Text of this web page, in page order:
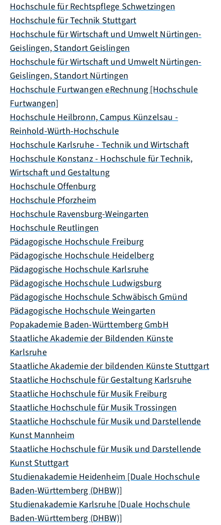
Hochschule für Rechtspflege Schwetzingen
Hochschule für Technik Stuttgart
Hochschule für Wirtschaft und Umwelt Nürtingen-
Geislingen, Standort Geislingen
Hochschule für Wirtschaft und Umwelt Nürtingen-
Geislingen, Standort Nürtingen
Hochschule Furtwangen eRechnung [Hochschule
Furtwangen]
Hochschule Heilbronn, Campus Künzelsau -
Reinhold-Würth-Hochschule
Hochschule Karlsruhe - Technik und Wirtschaft
Hochschule Konstanz - Hochschule für Technik,
Wirtschaft und Gestaltung
Hochschule Offenburg
Hochschule Pforzheim
Hochschule Ravensburg-Weingarten
Hochschule Reutlingen
Pädagogische Hochschule Freiburg
Pädagogische Hochschule Heidelberg
Pädagogische Hochschule Karlsruhe
Pädagogische Hochschule Ludwigsburg
Pädagogische Hochschule Schwäbisch Gmünd
Pädagogische Hochschule Weingarten
Popakademie Baden-Württemberg GmbH
Staatliche Akademie der Bildenden Künste
Karlsruhe
Staatliche Akademie der bildenden Künste Stuttgart
Staatliche Hochschule für Gestaltung Karlsruhe
Staatliche Hochschule für Musik Freiburg
Staatliche Hochschule für Musik Trossingen
Staatliche Hochschule für Musik und Darstellende
Kunst Mannheim
Staatliche Hochschule für Musik und Darstellende
Kunst Stuttgart
Studienakademie Heidenheim [Duale Hochschule
Baden-Württemberg (DHBW)]
Studienakademie Karlsruhe [Duale Hochschule
Baden-Württemberg (DHBW)]